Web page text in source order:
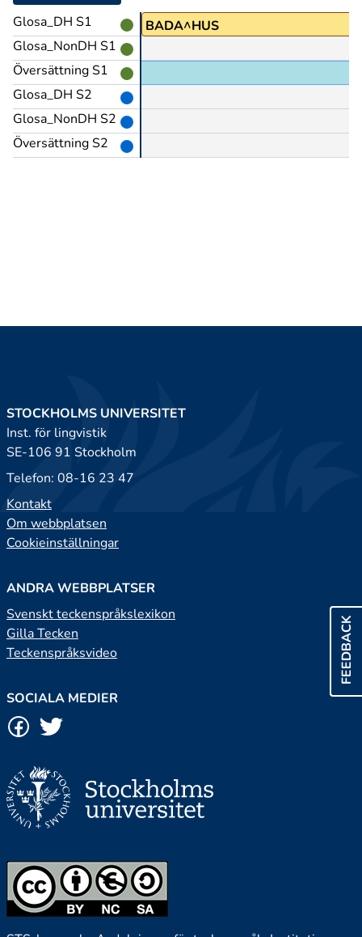
Glosa_DH S1
Glosa_NonDH S1
Översättning S1
Glosa_DH S2
Glosa_NonDH S2
Översättning S2
BADA^HUS
FEEDBACK
STOCKHOLMS UNIVERSITET
Inst. för lingvistik
SE-106 91 Stockholm
Telefon: 08-16 23 47
Kontakt
Om webbplatsen
Cookieinställningar
ANDRA WEBBPLATSER
Svenskt teckenspråkslexikon
Gilla Tecken
Teckenspråksvideo
SOCIALA MEDIER